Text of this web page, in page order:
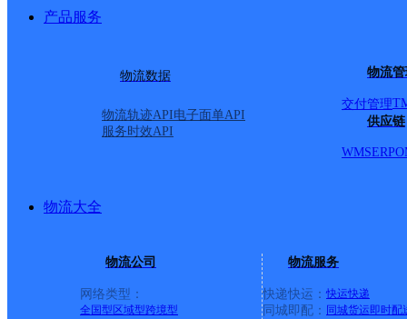
产品服务
物流数据
物流轨迹API电子面单API
服务时效API
物流
交付管理
供应链
WMSERP
物流大全
物流公司
网络类型：
全国型 区域型跨境型
物流服务
快递快运： 快运快递
同城即配： 同城货运即时配
派送范围:全境
顺丰速运 更多号码
地址
派送范围:全境
鼓楼区东水